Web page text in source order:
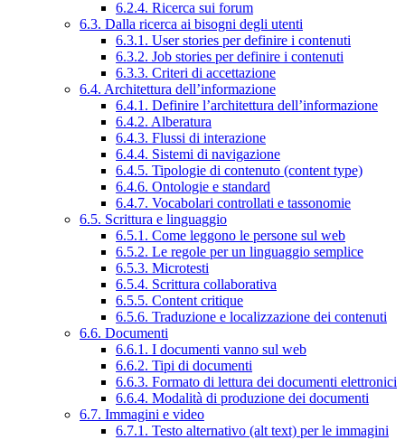
6.2.4. Ricerca sui forum
6.3. Dalla ricerca ai bisogni degli utenti
6.3.1. User stories per definire i contenuti
6.3.2. Job stories per definire i contenuti
6.3.3. Criteri di accettazione
6.4. Architettura dell’informazione
6.4.1. Definire l’architettura dell’informazione
6.4.2. Alberatura
6.4.3. Flussi di interazione
6.4.4. Sistemi di navigazione
6.4.5. Tipologie di contenuto (content type)
6.4.6. Ontologie e standard
6.4.7. Vocabolari controllati e tassonomie
6.5. Scrittura e linguaggio
6.5.1. Come leggono le persone sul web
6.5.2. Le regole per un linguaggio semplice
6.5.3. Microtesti
6.5.4. Scrittura collaborativa
6.5.5. Content critique
6.5.6. Traduzione e localizzazione dei contenuti
6.6. Documenti
6.6.1. I documenti vanno sul web
6.6.2. Tipi di documenti
6.6.3. Formato di lettura dei documenti elettronici
6.6.4. Modalità di produzione dei documenti
6.7. Immagini e video
6.7.1. Testo alternativo (alt text) per le immagini